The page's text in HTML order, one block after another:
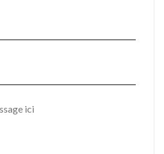
opportunité rare.
en location longue durée de 12
particulièrement rare à Sotogrande.
?